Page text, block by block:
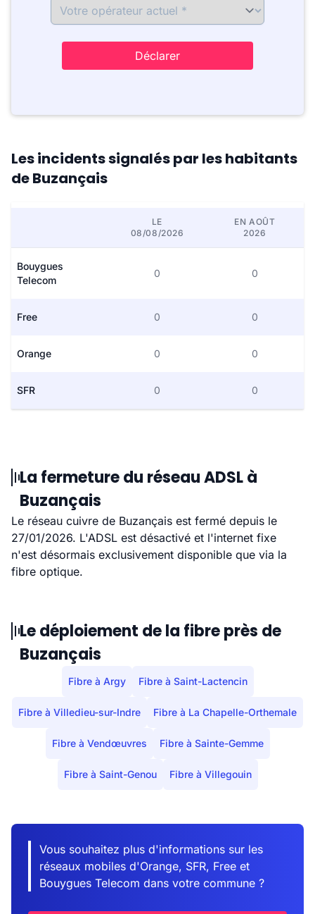
Déclarer
Les incidents signalés par les habitants
de Buzançais
LE
08/08/2026
EN AOÛT
2026
Bouygues
Telecom
0 0
Free 0 0
Orange 0 0
SFR 0 0
La fermeture du réseau ADSL à
Buzançais
Le réseau cuivre de Buzançais est fermé depuis le
27/01/2026. L'ADSL est désactivé et l'internet fixe
n'est désormais exclusivement disponible que via la
fibre optique.
Le déploiement de la fibre près de
Buzançais
Fibre à Argy Fibre à Saint-Lactencin
Fibre à Villedieu-sur-Indre Fibre à La Chapelle-Orthemale
Fibre à Vendœuvres Fibre à Sainte-Gemme
Fibre à Saint-Genou Fibre à Villegouin
Vous souhaitez plus d'informations sur les
réseaux mobiles d'Orange, SFR, Free et
Bouygues Telecom dans votre commune ?